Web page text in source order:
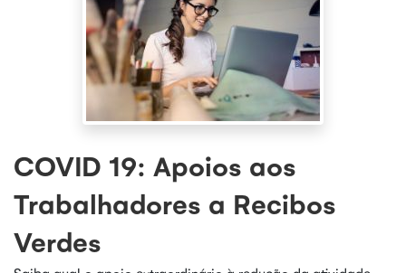
COVID 19: Apoios aos
Trabalhadores a Recibos
Verdes